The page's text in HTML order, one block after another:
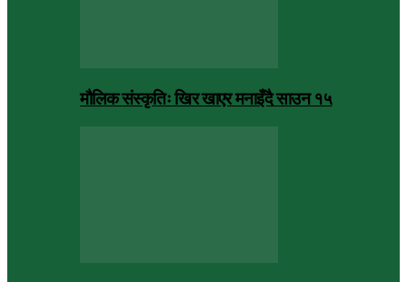
मौलिक संस्कृतिः खिर खाएर मनाइँदै साउन १५